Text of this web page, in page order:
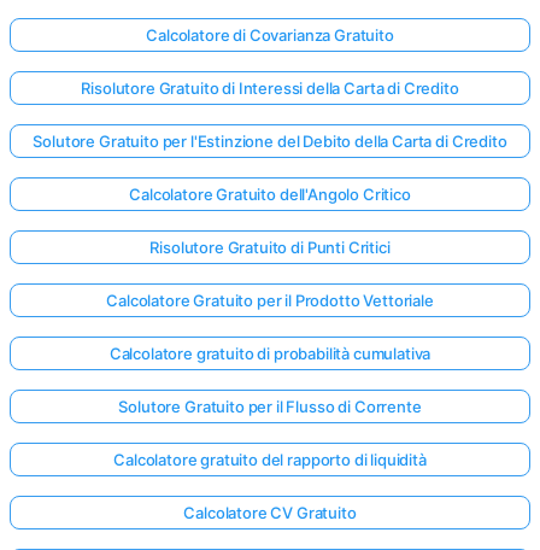
Calcolatore di Covarianza Gratuito
Risolutore Gratuito di Interessi della Carta di Credito
Solutore Gratuito per l'Estinzione del Debito della Carta di Credito
Calcolatore Gratuito dell'Angolo Critico
Risolutore Gratuito di Punti Critici
Calcolatore Gratuito per il Prodotto Vettoriale
Calcolatore gratuito di probabilità cumulativa
Solutore Gratuito per il Flusso di Corrente
Calcolatore gratuito del rapporto di liquidità
Calcolatore CV Gratuito